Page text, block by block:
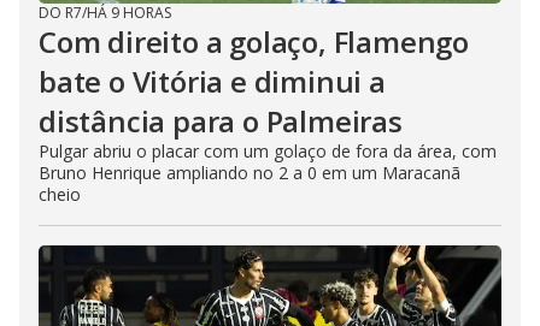
DO R7/HÁ 9 HORAS
Com direito a golaço, Flamengo
bate o Vitória e diminui a
distância para o Palmeiras
Pulgar abriu o placar com um golaço de fora da área, com
Bruno Henrique ampliando no 2 a 0 em um Maracanã
cheio